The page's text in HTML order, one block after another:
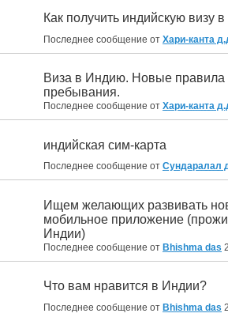
Как получить индийскую визу
Последнее сообщение от Хари-канта
Виза в Индию. Новые правила
пребывания.
Последнее сообщение от Хари-канта
индийская сим-карта
Последнее сообщение от Сундаралал
Ищем желающих развивать
мобильное приложение
Индии)
Последнее сообщение от Bhishma das
Что вам нравится в Индии?
Последнее сообщение от Bhishma das